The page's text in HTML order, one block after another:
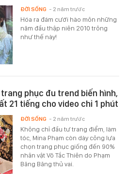
Hóa ra đám cưới hào môn những
năm đầu thập niên 2010 trông
như thế này!
ĐỜI SỐNG - 2 năm trước
phục đu trend biến hình,
21 tiếng cho video chỉ 1 phút
Không chỉ đầu tư trang điểm, làm
tóc, Mina Phạm còn dày công lựa
chọn trang phục giống đến 90%
nhân vật Võ Tắc Thiên do Phạm
Băng Băng thủ vai.
ĐỜI SỐNG - 2 năm trước